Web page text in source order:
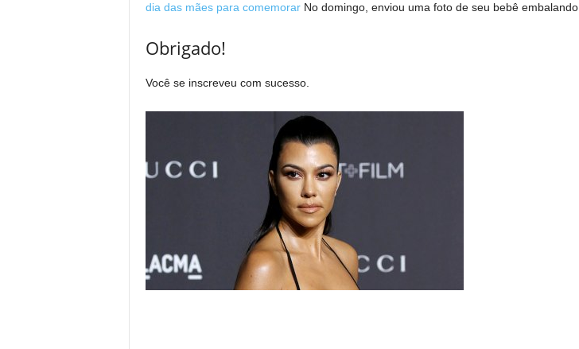
dia das mães para comemorarNo domingo, enviou uma foto de seu bebê embalando.
Obrigado!
Você se inscreveu com sucesso.